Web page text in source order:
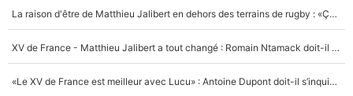
La raison d'être de Matthieu Jalibert en dehors des terrains de rugby : «Ça m'atteint autant que si tu touches à un membre de ma famille»
XV de France - Matthieu Jalibert a tout changé : Romain Ntamack doit-il s’inquiéter pour sa place à un an de la Coupe du monde ?
«Le XV de France est meilleur avec Lucu» : Antoine Dupont doit-il s’inquiéter pour sa place ?